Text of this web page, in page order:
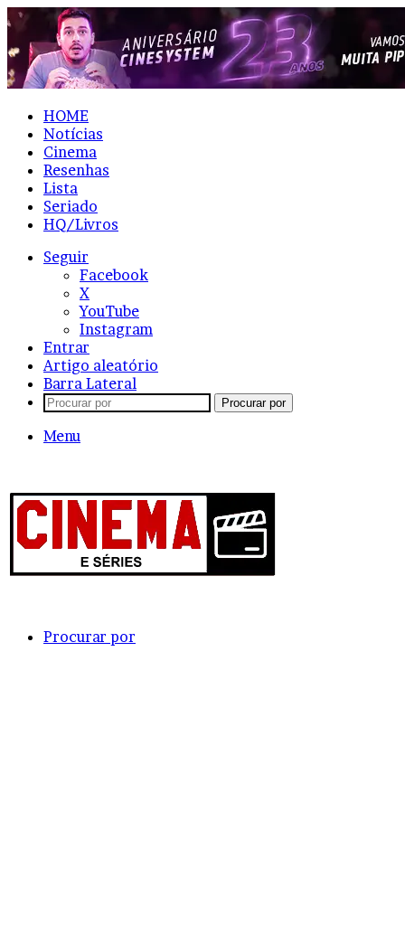
HOME
Notícias
Cinema
Resenhas
Lista
Seriado
HQ/Livros
Seguir
Facebook
X
YouTube
Instagram
Entrar
Artigo aleatório
Barra Lateral
Procurar por
Menu
Procurar por